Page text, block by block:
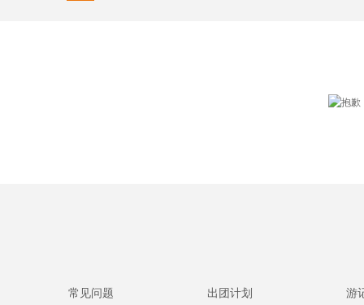
常见问题
出团计划
游